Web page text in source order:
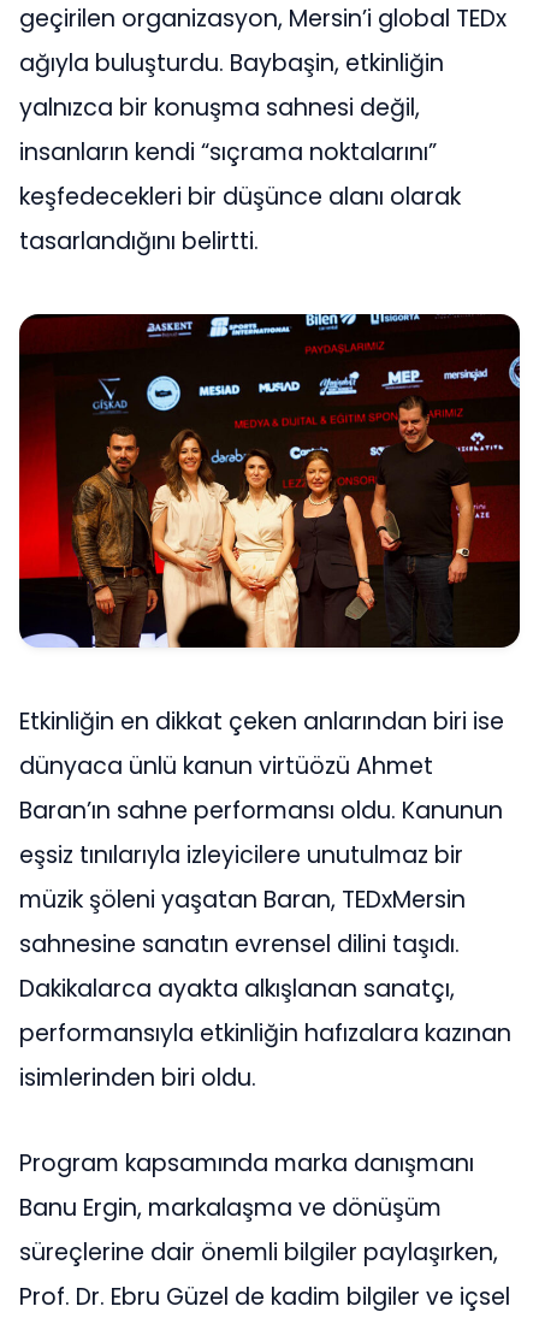
geçirilen organizasyon, Mersin’i global TEDx
ağıyla buluşturdu. Baybaşin, etkinliğin
yalnızca bir konuşma sahnesi değil,
insanların kendi “sıçrama noktalarını”
keşfedecekleri bir düşünce alanı olarak
tasarlandığını belirtti.
Etkinliğin en dikkat çeken anlarından biri ise
dünyaca ünlü kanun virtüözü Ahmet
Baran’ın sahne performansı oldu. Kanunun
eşsiz tınılarıyla izleyicilere unutulmaz bir
müzik şöleni yaşatan Baran, TEDxMersin
sahnesine sanatın evrensel dilini taşıdı.
Dakikalarca ayakta alkışlanan sanatçı,
performansıyla etkinliğin hafızalara kazınan
isimlerinden biri oldu.
Program kapsamında marka danışmanı
Banu Ergin, markalaşma ve dönüşüm
süreçlerine dair önemli bilgiler paylaşırken,
Prof. Dr. Ebru Güzel de kadim bilgiler ve içsel